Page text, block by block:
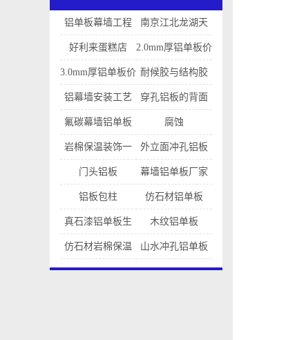
铝单板幕墙工程
的造价
南京江北龙湖天
街
好利来蛋糕店 2.0mm厚铝单板价
格是多少
3.0mm厚铝单板价
格
耐候胶与结构胶
的区别
铝幕墙安装工艺 穿孔铝板的背面
灯光施工方法
氟碳幕墙铝单板 腐蚀
岩棉保温装饰一
体铝板
外立面冲孔铝板
幕墙
门头铝板 幕墙铝单板厂家
铝板包柱 仿石材铝单板
真石漆铝单板生
产厂家
木纹铝单板
仿石材岩棉保温
一体铝板
山水冲孔铝单板